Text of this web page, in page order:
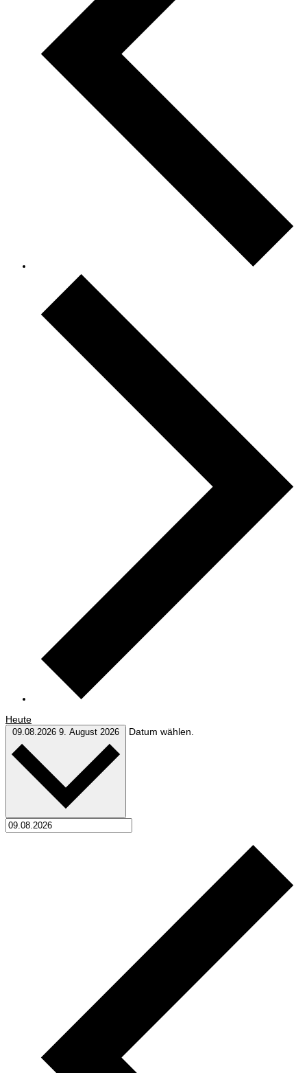
Heute
09.08.2026 9. August 2026 Datum wählen.